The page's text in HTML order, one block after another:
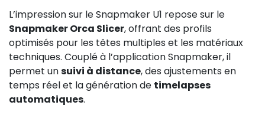
L’impression sur le Snapmaker U1 repose sur le
Snapmaker Orca Slicer, offrant des profils
optimisés pour les têtes multiples et les matériaux
techniques. Couplé à l’application Snapmaker, il
permet unsuivi à distance, des ajustements en
temps réel et la génération de timelapses
automatiques.